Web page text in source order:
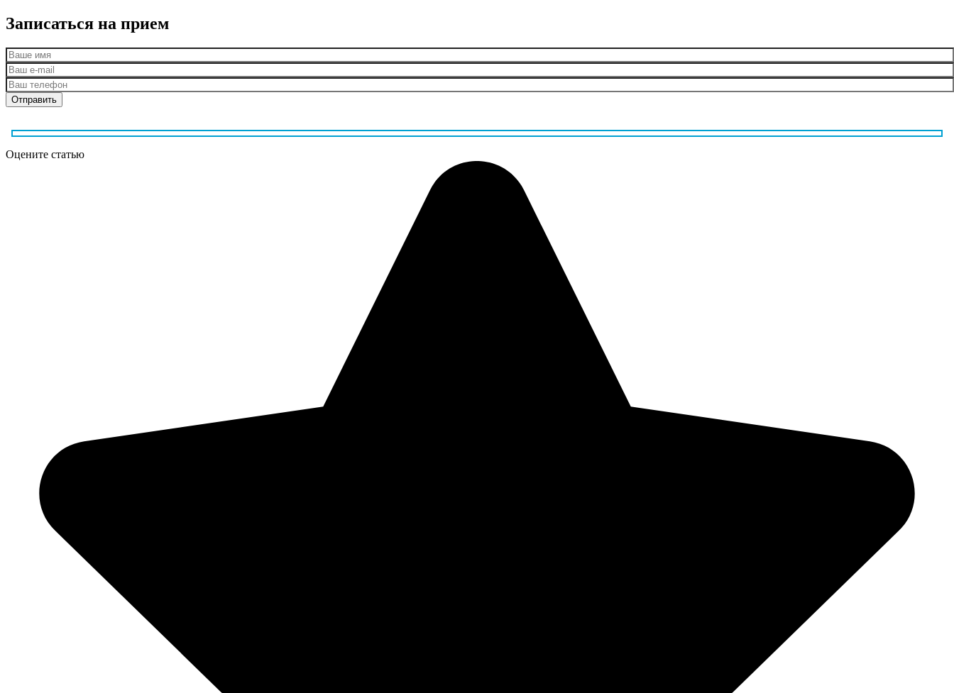
Записаться на прием
Оцените статью